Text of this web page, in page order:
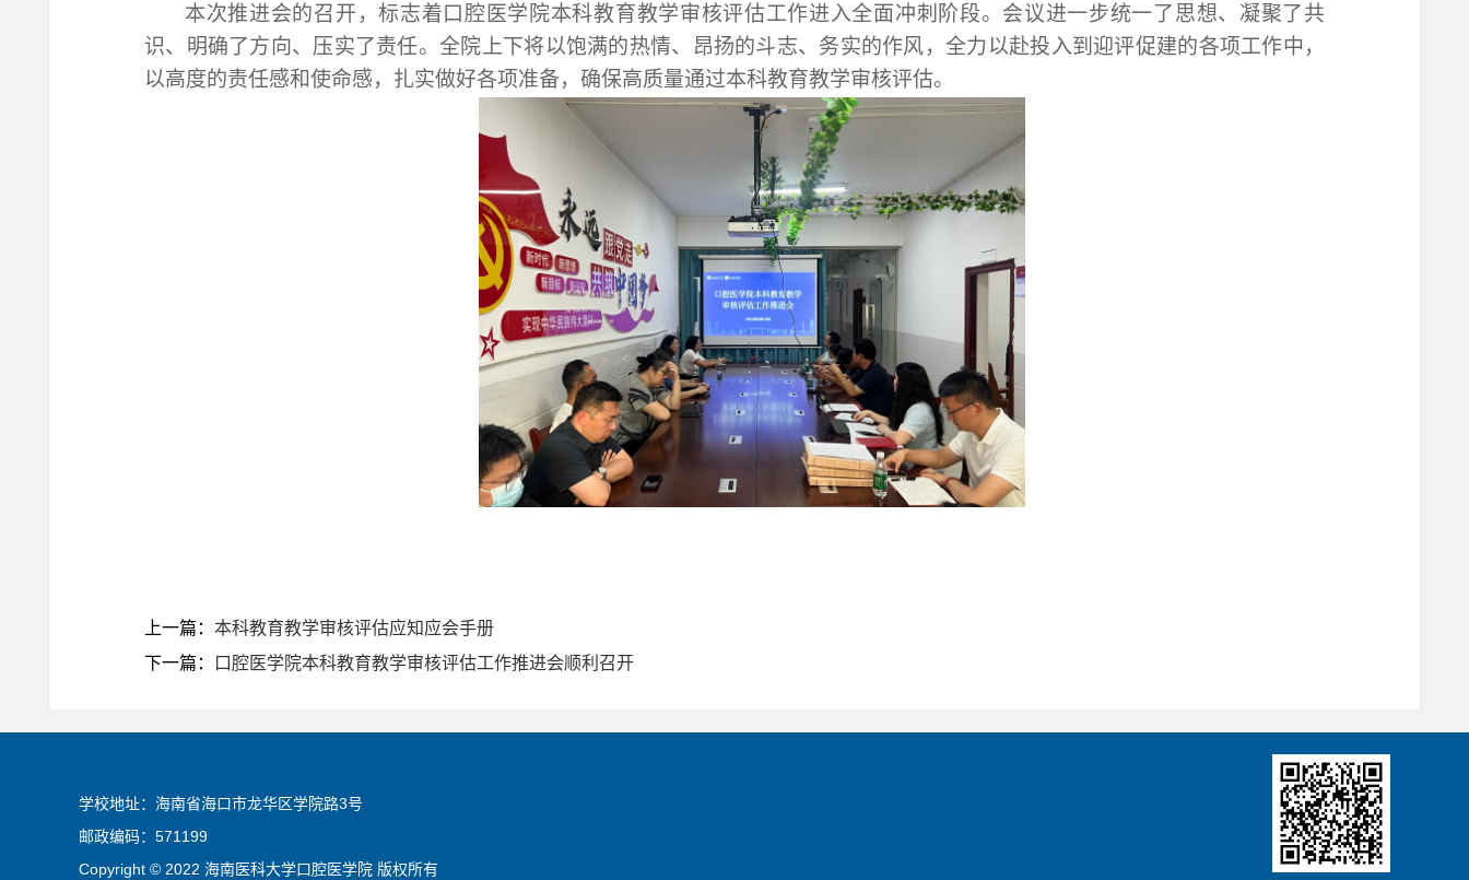
本次推进会的召开，标志着口腔医学院本科教育教学审核评估工作进入全面冲刺阶段。会议进一步统一了思想、凝聚了共
识、明确了方向、压实了责任。全院上下将以饱满的热情、昂扬的斗志、务实的作风，全力以赴投入到迎评促建的各项工作中，
以高度的责任感和使命感，扎实做好各项准备，确保高质量通过本科教育教学审核评估。
上一篇： 本科教育教学审核评估应知应会手册
下一篇：
口腔医学院本科教育教学审核评估工作推进会顺利召开
学校地址：海南省海口市龙华区学院路3号
邮政编码：571199
Copyright © 2022 海南医科大学口腔医学院 版权所有